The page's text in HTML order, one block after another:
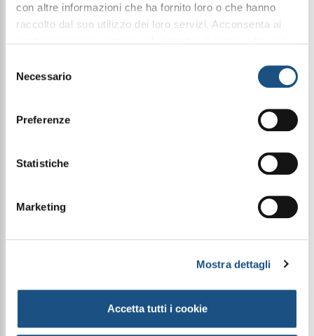
con altre informazioni che ha fornito loro o che hanno
raccolto dal suo utilizzo dei loro servizi. Acconsenta ai
delNecessario
Preferenze
Statistiche
Marketing
Mostra dettagli
Accetta tutti i cookie
MAKE UP SIBELLA GIOIELLI LUNIMA